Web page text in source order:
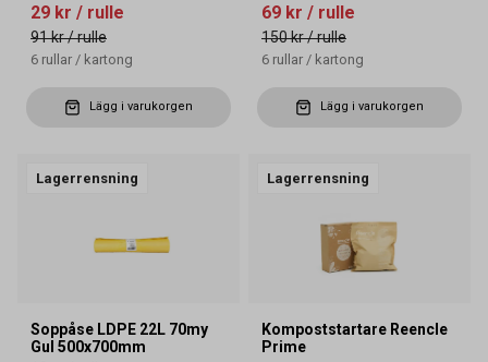
29 kr / rulle
91 kr/ rulle
6 rullar / kartong
Lägg i varukorgen
69 kr / rulle
150 kr/ rulle
6 rullar / kartong
Lägg i varukorgen
Lagerrensning
Soppåse LDPE 22L 70my
Gul 500x700mm
Lagerrensning
Kompoststartare Reencle
Prime